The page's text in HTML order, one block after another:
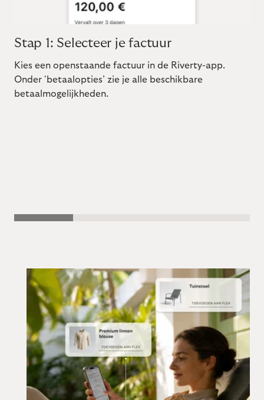
Stap 1: Selecteer je factuur
Kies een openstaande factuur in de Riverty-app.
Onder 'betaalopties’ zie je alle beschikbare
betaalmogelijkheden.